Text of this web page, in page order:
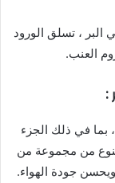
البر ، تسلق الورود
العنب.
:
بما في ذلك الجزء
من مجموعة من
ويحسن جودة الهواء.